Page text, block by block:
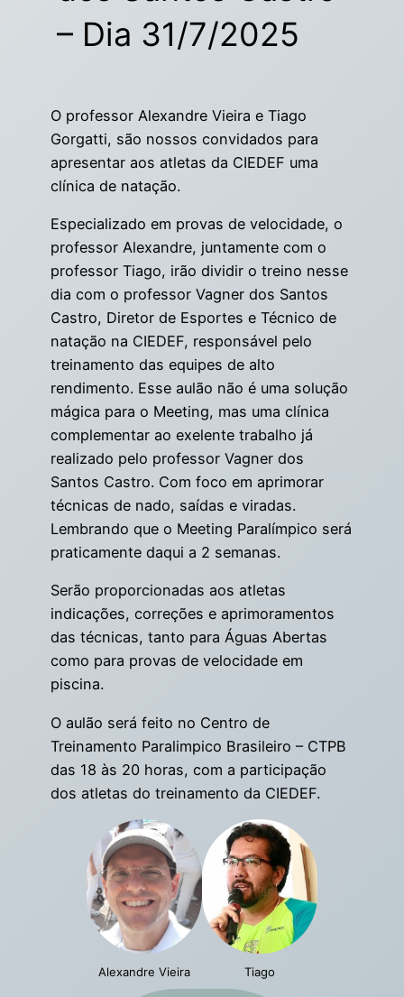
– Dia 31/7/2025
O professor Alexandre Vieira e Tiago
Gorgatti, são nossos convidados para
apresentar aos atletas da CIEDEF uma
clínica de natação.
Especializado em provas de velocidade, o
professor Alexandre, juntamente com o
professor Tiago, irão dividir o treino nesse
dia com o professor Vagner dos Santos
Castro, Diretor de Esportes e Técnico de
natação na CIEDEF, responsável pelo
treinamento das equipes de alto
rendimento. Esse aulão não é uma solução
mágica para o Meeting, mas uma clínica
complementar ao exelente trabalho já
realizado pelo professor Vagner dos
Santos Castro. Com foco em aprimorar
técnicas de nado, saídas e viradas.
Lembrando que o Meeting Paralímpico será
praticamente daqui a 2 semanas.
Serão proporcionadas aos atletas
indicações, correções e aprimoramentos
das técnicas, tanto para Águas Abertas
como para provas de velocidade em
piscina.
O aulão será feito no Centro de
Treinamento Paralimpico Brasileiro – CTPB
das 18 às 20 horas, com a participação
dos atletas do treinamento da CIEDEF.
Alexandre Vieira Tiago